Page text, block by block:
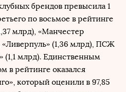
брендов превысила 1
по восьмое в рейтинге
млрд), «Манчестер
(1,36 млрд), ПСЖ
(1,1 млрд). Единственным
в рейтинге оказался
который оценили в 97,85